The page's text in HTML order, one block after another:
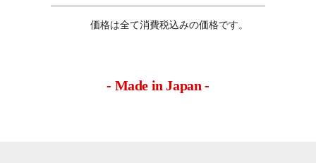
価格は全て消費税込みの価格です。
- Made in Japan -